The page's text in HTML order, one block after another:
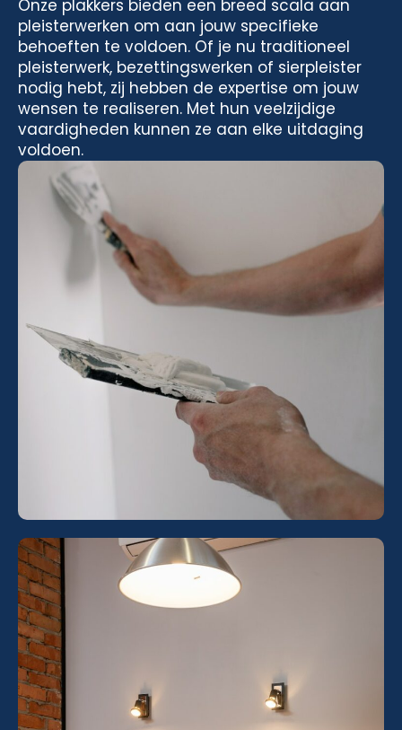
Onze plakkers bieden een breed scala aan
pleisterwerken om aan jouw specifieke
behoeften te voldoen. Of je nu traditioneel
pleisterwerk, bezettingswerken of sierpleister
nodig hebt, zij hebben de expertise om jouw
wensen te realiseren. Met hun veelzijdige
vaardigheden kunnen ze aan elke uitdaging
voldoen.